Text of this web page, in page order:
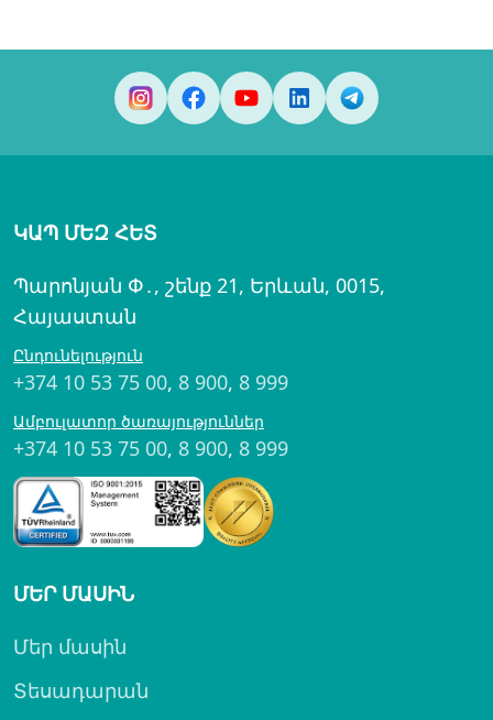
ԿԱՊ ՄԵԶ ՀԵՏ
Պարոնյան Փ․, շենք 21, Երևան, 0015,
Հայաստան
Ընդունելություն
+374 10 53 75 00, 8 900, 8 999
Ամբուլատոր ծառայություններ
+374 10 53 75 00, 8 900, 8 999
ՄԵՐ ՄԱՍԻՆ
Մեր մասին
Տեսադարան